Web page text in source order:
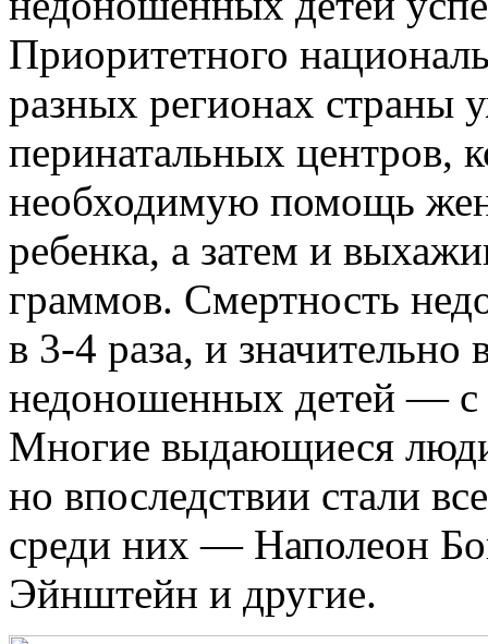
Приоритетного
разных регионах страны
перинатальных центров,
необходимую помощь
ребенка, а затем и
граммов. Смертность
в 3-4 раза, и
недоношенных детей — с
Многие выдающиеся
но впоследствии стали
среди них — Наполеон
Эйнштейн и другие.